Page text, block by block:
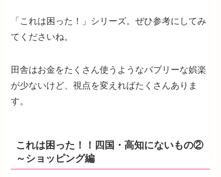
「これは困った！」シリーズ。ぜひ参考にしてみ
てくださいね。
田舎はお金をたくさん使うようなバブリーな娯楽
が少ないけど、視点を変えればたくさんありま
す。
これは困った！！四国・高知にないもの②
～ショッピング編